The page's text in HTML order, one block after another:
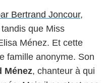
Bertrand Joncour,
que Miss
Ménez. Et cette
famille anonyme. Son
Ménez, chanteur à qui